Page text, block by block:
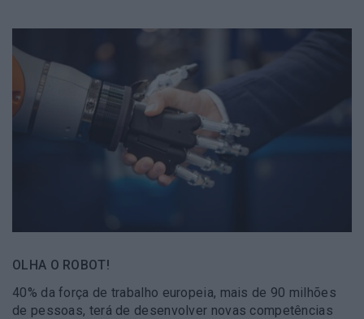
OLHA O ROBOT!
40% da força de trabalho europeia, mais de 90 milhões
de pessoas, terá de desenvolver novas competências